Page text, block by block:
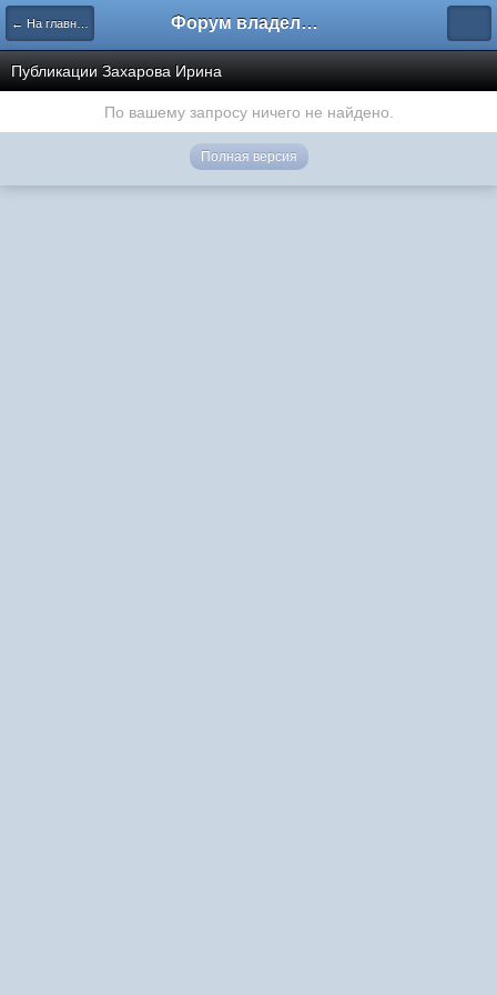
← На главную Форум владельцев интернет-магазинов
Публикации Захарова Ирина
По вашему запросу ничего не найдено.
Полная версия